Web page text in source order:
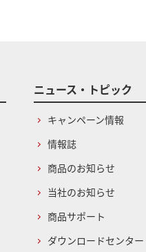
ニュース・トピック
キャンペーン情報
情報誌
商品のお知らせ
当社のお知らせ
商品サポート
ダウンロードセンター